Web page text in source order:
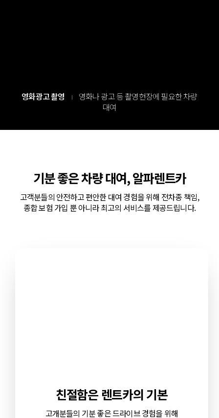
영화광고 촬영 I 영화나 광고 등 촬영현장에 필요한 차량
대여
기분 좋은 차량 대여, 알파렌트카
고객분들의 안전하고 편안한 대여 경험을 위해 전차종 책임,
종합 보험 가입 뿐 아니라 최고의 서비스를 제공드립니다.
친절함은 렌트카의 기본
고개분들의 기분 좋은 드라이브 경험을 위해